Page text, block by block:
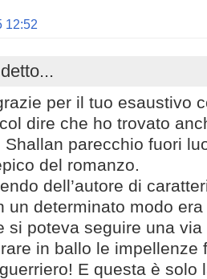
12:52
per il tuo esaustivo
dire che ho trovato
Shallan parecchio fuori
del romanzo.
dell’autore di
un determinato modo
si poteva seguire una
in ballo le impellenze
E questa è solo